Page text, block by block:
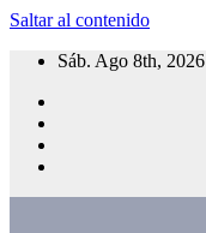
Saltar al contenido
Sáb. Ago 8th, 2026